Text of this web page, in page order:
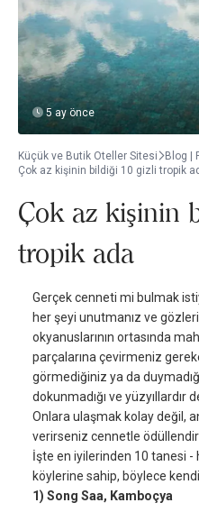
5 ay önce
Küçük ve Butik Oteller Sitesi
Blog |
Çok az kişinin bildiği 10 gizli tropik
Çok az kişinin
tropik ada
Gerçek cenneti mi bulmak
her şeyi unutmanız ve
okyanuslarının ortasında
parçalarına çevirmeniz
görmediğiniz ya da
dokunmadığı ve
Onlara ulaşmak kolay değil,
verirseniz cennetle
İşte en iyilerinden 10 tanesi
köylerine sahip, böylece
1) Song Saa, Kamboçya